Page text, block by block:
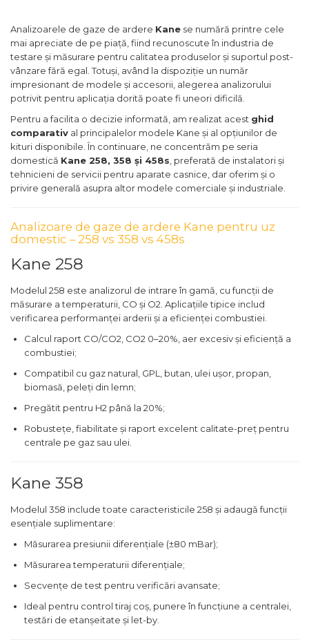
Analizoarele de gaze de ardere Kane se numără printre cele
mai apreciate de pe piață, fiind recunoscute în industria de
testare și măsurare pentru calitatea produselor și suportul post-
vânzare fără egal. Totuși, având la dispoziție un număr
impresionant de modele și accesorii, alegerea analizorului
potrivit pentru aplicația dorită poate fi uneori dificilă.
Pentru a facilita o decizie informată, am realizat acest ghid
comparativ al principalelor modele Kane și al opțiunilor de
kituri disponibile. În continuare, ne concentrăm pe seria
domestică Kane 258, 358 și 458s , preferată de instalatori și
tehnicieni de servicii pentru aparate casnice, dar oferim și o
privire generală asupra altor modele comerciale și industriale.
Analizoare de gaze de ardere Kane pentru uz
domestic – 258 vs 358 vs 458s
Kane 258
Modelul 258 este analizorul de intrare în gamă, cu funcții de
măsurare a temperaturii, CO și O2. Aplicațiile tipice includ
verificarea performanței arderii și a eficienței combustiei.
Calcul raport CO/CO2, CO2 0–20%, aer excesiv și eficiență a
combustiei;
Compatibil cu gaz natural, GPL, butan, ulei ușor, propan,
biomasă, peleți din lemn;
Pregătit pentru H2 până la 20%;
Robustețe, fiabilitate și raport excelent calitate-preț pentru
centrale pe gaz sau ulei.
Kane 358
Modelul 358 include toate caracteristicile 258 și adaugă funcții
esențiale suplimentare:
Măsurarea presiunii diferențiale (±80 mBar);
Măsurarea temperaturii diferențiale;
Secvențe de test pentru verificări avansate;
Ideal pentru control tiraj coș, punere în funcțiune a centralei,
testări de etanșeitate și let-by.